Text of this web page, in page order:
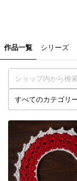
作品一覧 シリーズ